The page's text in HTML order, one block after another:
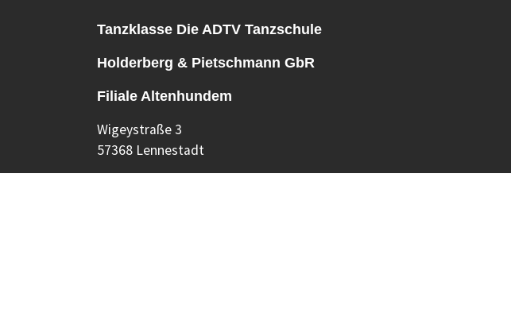
Tanzklasse Die ADTV Tanzschule
Holderberg & Pietschmann GbR
Filiale Altenhundem
Wigeystraße 3
57368 Lennestadt